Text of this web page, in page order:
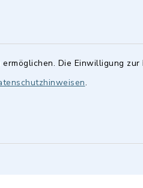
Die Einwilligung
.
im
BayernPortal
Landkreis